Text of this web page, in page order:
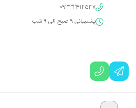
09332413537
پشتیبانی 9 صبح الی 9 شب